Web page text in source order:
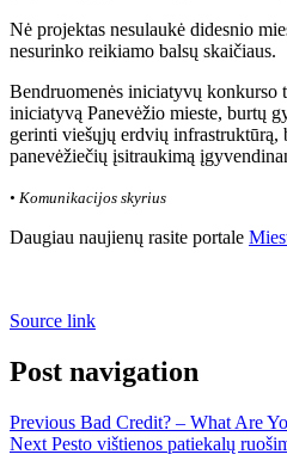
Nė projektas nesulaukė didesnio
nesurinko reikiamo balsų skaičiaus.
Bendruomenės iniciatyvų konkurso
iniciatyvą Panevėžio mieste, burtų
gerinti viešųjų erdvių infrastruktūrą,
panevėžiečių įsitraukimą
• Komunikacijos skyrius
Daugiau naujienų rasite portale
Source link
Post navigation
Previous Bad Credit? – What Are
Next Pesto vištienos patiekalų